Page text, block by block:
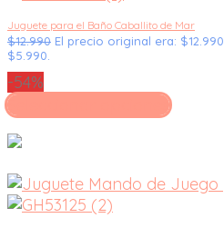
Juguete para el Baño Caballito de Mar
$12.990 El precio original era: $12.990.
$5.990.
-54%
Seleccionar opciones